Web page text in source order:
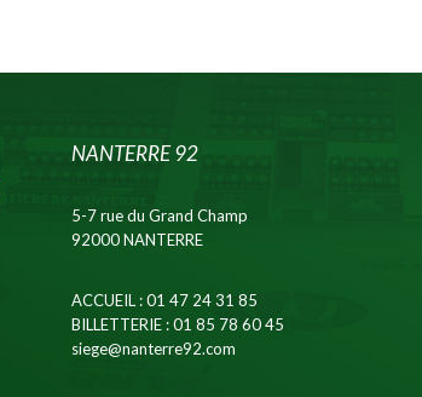
NANTERRE 92
5-7 rue du Grand Champ
92000 NANTERRE
ACCUEIL : 01 47 24 31 85
BILLETTERIE : 01 85 78 60 45
siege@nanterre92.com